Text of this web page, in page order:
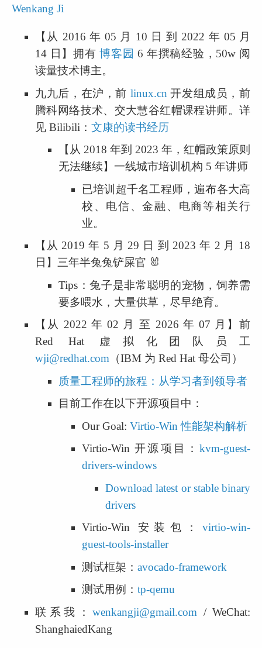
Wenkang Ji
【从 2016 年 05 月 10 日 到 2022 年 05 月
14 日】拥有 博客园 6 年撰稿经验，50w 阅
读量技术博主。
九九后，在沪，前 linux.cn 开发组成员，前
腾科网络技术、交大慧谷红帽课程讲师。详
见 Bilibili： 文康的读书经历
【从 2018 年到 2023 年，红帽政策原则
无法继续】一线城市培训机构 5 年讲师
已培训超千名工程师，遍布各大高
校、电信、金融、电商等相关行
业。
【从 2019 年 5 月 29 日 到 2023 年 2 月 18
日】三年半兔兔铲屎官 🐰
Tips：兔子是非常聪明的宠物，饲养需
要多喂水，大量供草，尽早绝育。
【从 2022 年 02 月 至 2026 年 07 月】前
wji@redhat.com （IBM 为 Red Hat 母公司）
质量工程师的旅程：从学习者到领导者
目前工作在以下开源项目中：
Our Goal: Virtio-Win 性能架构解析
Virtio-Win 开源项目： kvm-guest-
drivers-windows
Download latest or stable binary
drivers
Virtio-Win 安装包： virtio-win-
guest-tools-installer
测试框架： avocado-framework
测试用例： tp-qemu
联系我： wenkangji@gmail.com / WeChat:
ShanghaiedKang